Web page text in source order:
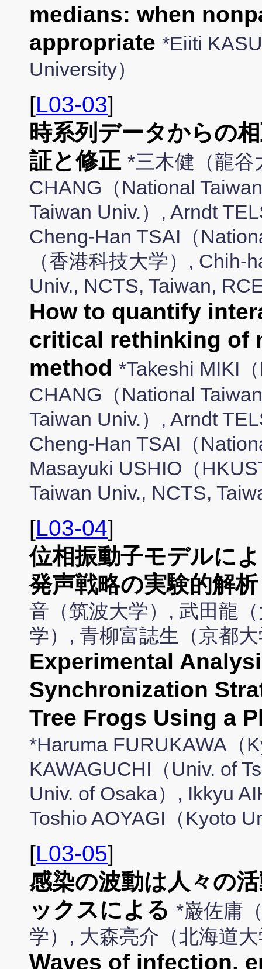
medians: when
appropriate *Eiiti
University）
[L03-03]
時系列データからの
証と修正 *三木健（龍谷
CHANG（National
Taiwan Univ.）, Arndt
Cheng-Han TSAI（
（香港科技大学）, Chih-
Univ., NCTS, Taiwan,
How to quantify
critical rethinking of
method *Takeshi MIKI
CHANG（National
Taiwan Univ.）, Arndt
Cheng-Han TSAI（
Masayuki USHIO（
Taiwan Univ., NCTS,
[L03-04]
位相振動子モデルに
発声戦略の実験的解析
音（筑波大学）, 武田龍
学）, 青柳富誌生（京都
Experimental
Synchronization
Tree Frogs Using a
*Haruma FURUKAWA（
KAWAGUCHI（Univ. of
Univ. of Osaka）, Ikkyu
Toshio AOYAGI（Kyoto
[L03-05]
感染の波動は人々の
ックスによる *巌佐庸
学）, 大森亮介（北海道
Waves of infection,